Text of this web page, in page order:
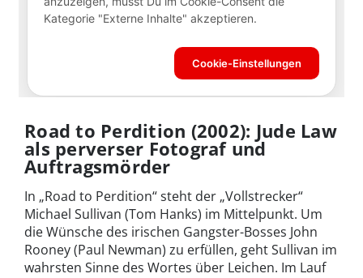
Road to Perdition (2002): Jude Law
als perverser Fotograf und
Auftragsmörder
In „Road to Perdition“ steht der „Vollstrecker“
Michael Sullivan (Tom Hanks) im Mittelpunkt. Um
die Wünsche des irischen Gangster-Bosses John
Rooney (Paul Newman) zu erfüllen, geht Sullivan im
wahrsten Sinne des Wortes über Leichen. Im Lauf